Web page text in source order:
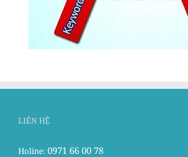
LIÊN HỆ
Holine: 0971 66 00 78